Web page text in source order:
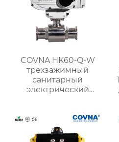
COVNA HK60-Q-W
трехзажимный
санитарный
электрический